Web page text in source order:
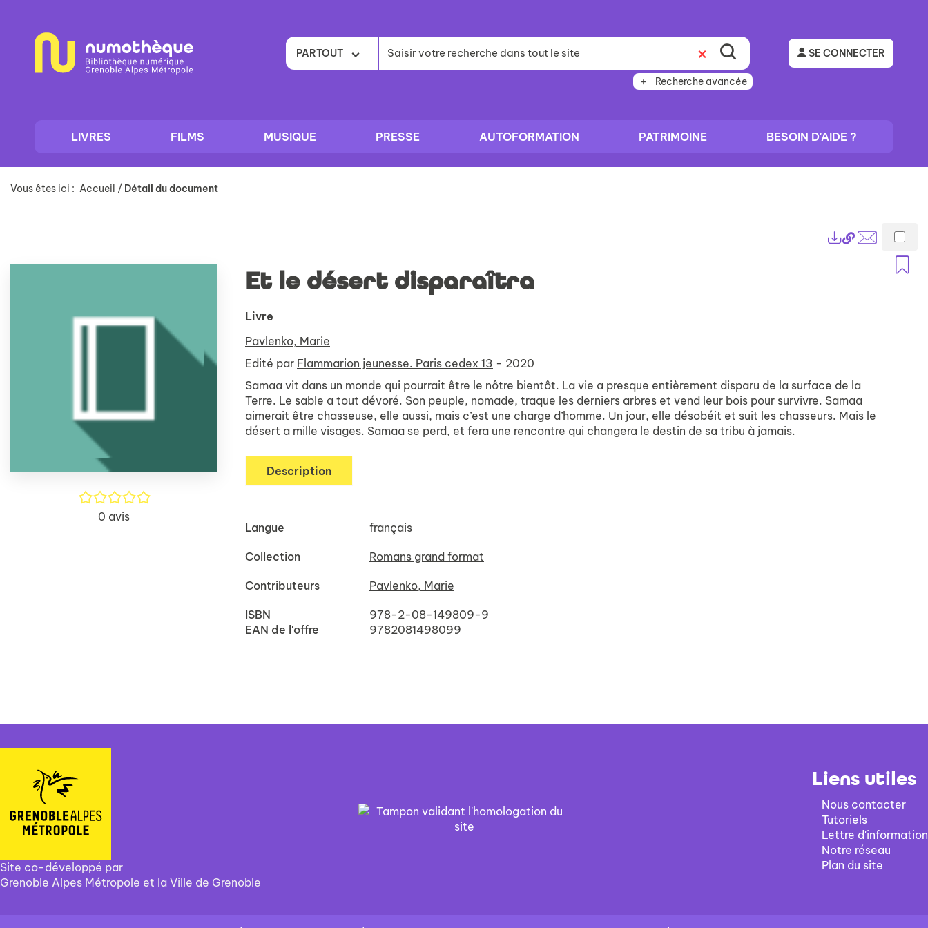
contenu
PARTOUT
Recherche avancée
SE CONNECTER
LIVRES FILMS MUSIQUE PRESSE AUTOFORMATION PATRIMOINE BESOIN D'AIDE ?
Vous êtes ici : Accueil / Détail du document
Lien
permanent
(Nouvelle
Envoyer
/5
0 avis
Et le désert disparaîtra
Livre
Pavlenko, Marie
Edité par Flammarion jeunesse. Paris cedex 13 - 2020
Samaa vit dans un monde qui pourrait être le nôtre bientôt. La vie a presque entièrement disparu de la surface de la
Terre. Le sable a tout dévoré. Son peuple, nomade, traque les derniers arbres et vend leur bois pour survivre. Samaa
aimerait être chasseuse, elle aussi, mais c’est une charge d’homme. Un jour, elle désobéit et suit les chasseurs. Mais le
désert a mille visages. Samaa se perd, et fera une rencontre qui changera le destin de sa tribu à jamais.
Description
Langue français
Collection Romans grand format
Contributeurs Pavlenko, Marie
ISBN
978-2-08-149809-9
EAN de l'offre
9782081498099
Site co-développé par
Grenoble Alpes Métropole et la Ville de Grenoble
Liens utiles
Nous contacter
Tutoriels
Lettre d'information
Notre réseau
Plan du site